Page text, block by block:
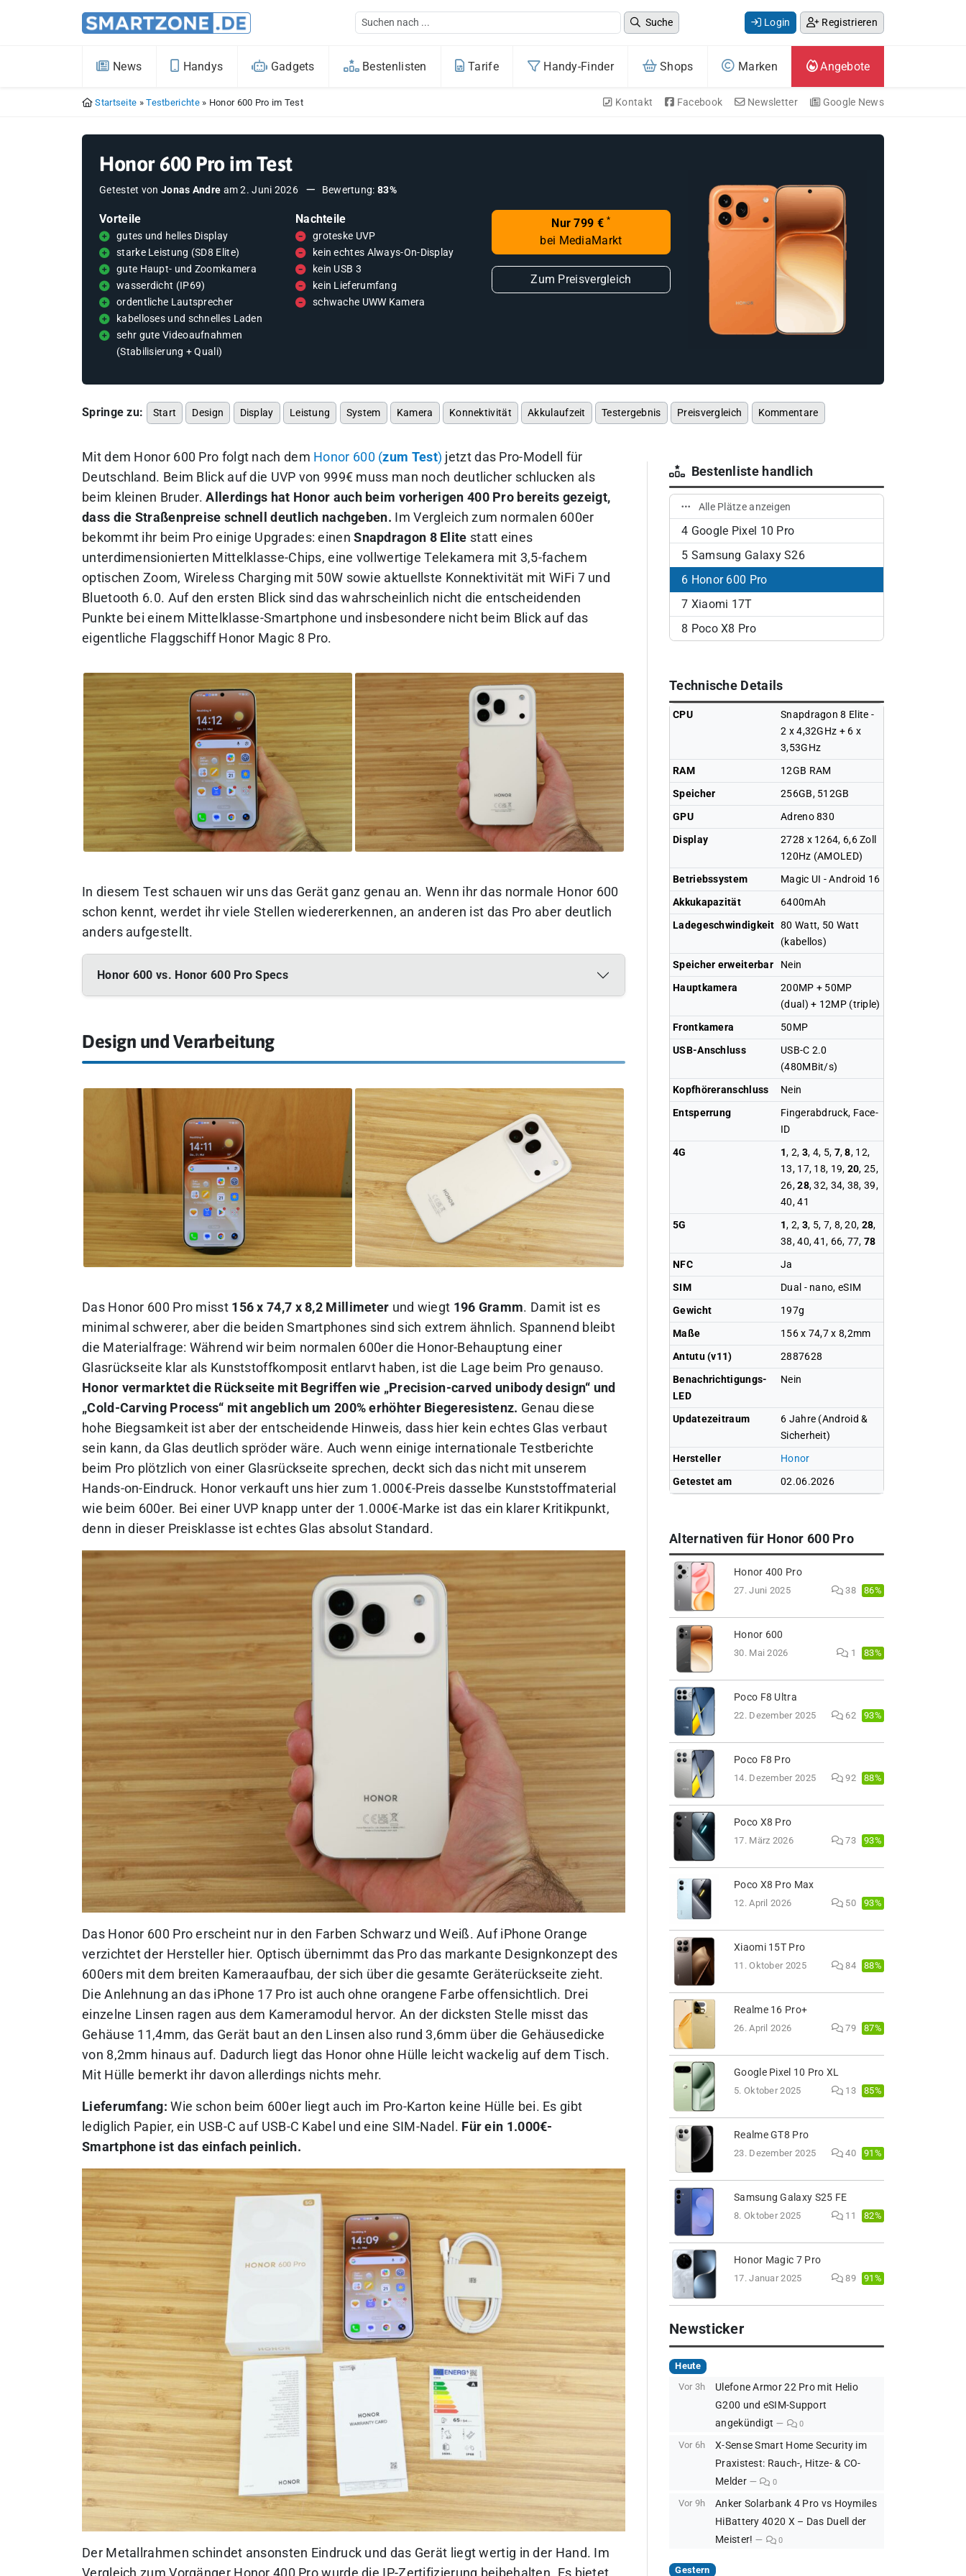
Suche Login Registrieren
News Handys Gadgets Bestenlisten Tarife Handy-Finder Shops Marken Angebote
Startseite »Testberichte» Honor 600 Pro im Test Kontakt Facebook Newsletter Google News
Honor 600 Pro im Test
Getestet von Jonas Andre am2. Juni 2026 Bewertung: 83%
Vorteile
gutes und helles Display
starke Leistung (SD8 Elite)
gute Haupt- und Zoomkamera
wasserdicht (IP69)
ordentliche Lautsprecher
kabelloses und schnelles Laden
sehr gute Videoaufnahmen
(Stabilisierung + Quali)
Nachteile
groteske UVP
kein echtes Always-On-Display
kein USB 3
kein Lieferumfang
schwache UWW Kamera
Nur 799 € *
bei MediaMarkt
Zum Preisvergleich
Springe zu: Start Design Display Leistung System Kamera Konnektivität Akkulaufzeit Testergebnis Preisvergleich Kommentare
Mit dem Honor 600 Pro folgt nach dem Honor 600 (zum Test) jetzt das Pro-Modell für
Deutschland. Beim Blick auf die UVP von 999€ muss man noch deutlicher schlucken als
beim kleinen Bruder.Allerdings hat Honor auch beim vorherigen 400 Pro bereits gezeigt,
dass die Straßenpreise schnell deutlich nachgeben. Im Vergleich zum normalen 600er
bekommt ihr beim Pro einige Upgrades: einenSnapdragon 8 Elite statt eines
unterdimensionierten Mittelklasse-Chips, eine vollwertige Telekamera mit 3,5-fachem
optischen Zoom, Wireless Charging mit 50W sowie aktuellste Konnektivität mit WiFi 7 und
Bluetooth 6.0. Auf den ersten Blick sind das wahrscheinlich nicht die entscheidenden
Punkte bei einem Mittelklasse-Smartphone und insbesondere nicht beim Blick auf das
eigentliche Flaggschiff Honor Magic 8 Pro.
In diesem Test schauen wir uns das Gerät ganz genau an. Wenn ihr das normale Honor 600
schon kennt, werdet ihr viele Stellen wiedererkennen, an anderen ist das Pro aber deutlich
anders aufgestellt.
Honor 600 vs. Honor 600 Pro Specs
Design und Verarbeitung
Das Honor 600 Pro misst 156 x 74,7 x 8,2 Millimeter und wiegt 196 Gramm. Damit ist es
minimal schwerer, aber die beiden Smartphones sind sich extrem ähnlich. Spannend bleibt
die Materialfrage: Während wir beim normalen 600er die Honor-Behauptung einer
Glasrückseite klar als Kunststoffkomposit entlarvt haben, ist die Lage beim Pro genauso.
Honor vermarktet die Rückseite mit Begriffen wie „Precision-carved unibody design“ und
„Cold-Carving Process“ mit angeblich um 200% erhöhter Biegeresistenz. Genau diese
hohe Biegsamkeit ist aber der entscheidende Hinweis, dass hier kein echtes Glas verbaut
sein kann, da Glas deutlich spröder wäre. Auch wenn einige internationale Testberichte
beim Pro plötzlich von einer Glasrückseite sprechen, deckt sich das nicht mit unserem
Hands-on-Eindruck. Honor verkauft uns hier zum 1.000€-Preis dasselbe Kunststoffmaterial
wie beim 600er. Bei einer UVP knapp unter der 1.000€-Marke ist das ein klarer Kritikpunkt,
denn in dieser Preisklasse ist echtes Glas absolut Standard.
Das Honor 600 Pro erscheint nur in den Farben Schwarz und Weiß. Auf iPhone Orange
verzichtet der Hersteller hier. Optisch übernimmt das Pro das markante Designkonzept des
600ers mit dem breiten Kameraaufbau, der sich über die gesamte Geräterückseite zieht.
Die Anlehnung an das iPhone 17 Pro ist auch ohne orangene Farbe offensichtlich. Drei
einzelne Linsen ragen aus dem Kameramodul hervor. An der dicksten Stelle misst das
Gehäuse 11,4mm, das Gerät baut an den Linsen also rund 3,6mm über die Gehäusedicke
von 8,2mm hinaus auf. Dadurch liegt das Honor ohne Hülle leicht wackelig auf dem Tisch.
Mit Hülle bemerkt ihr davon allerdings nichts mehr.
Lieferumfang: Wie schon beim 600er liegt auch im Pro-Karton keine Hülle bei. Es gibt
lediglich Papier, ein USB-C auf USB-C Kabel und eine SIM-Nadel. Für ein 1.000€-
Smartphone ist das einfach peinlich.
Der Metallrahmen schindet ansonsten Eindruck und das Gerät liegt wertig in der Hand. Im
Vergleich zum Vorgänger Honor 400 Pro wurde die IP-Zertifizierung beibehalten. Es bietet
Bestenliste handlich
Alle Plätze anzeigen
4 Google Pixel 10 Pro
5 Samsung Galaxy S26
6 Honor 600 Pro
7 Xiaomi 17T
8 Poco X8 Pro
Technische Details
CPU
Snapdragon 8 Elite -
2 x 4,32GHz + 6 x
3,53GHz
RAM
12GB RAM
Speicher
256GB, 512GB
GPU
Adreno 830
Display
2728 x 1264, 6,6 Zoll
120Hz (AMOLED)
Betriebssystem
Magic UI - Android 16
Akkukapazität
6400mAh
Ladegeschwindigkeit 80 Watt, 50 Watt
(kabellos)
Speicher erweiterbar
Nein
Hauptkamera
200MP + 50MP
(dual) + 12MP (triple)
Frontkamera
50MP
USB-Anschluss
USB-C 2.0
(480MBit/s)
Kopfhöreranschluss
Nein
Entsperrung
Fingerabdruck, Face-
ID
4G
1, 2, 3, 4, 5, 7,8, 12,
13, 17, 18, 19, 20, 25,
26,28, 32, 34, 38, 39,
40, 41
5G
1, 2, 3, 5, 7, 8, 20, 28,
38, 40, 41, 66, 77,78
NFC
Ja
SIM
Dual - nano, eSIM
Gewicht
197g
Maße
156 x 74,7 x 8,2mm
Antutu (v11)
2887628
Benachrichtigungs-
LED
Nein
Updatezeitraum
6 Jahre (Android &
Sicherheit)
Hersteller
Honor
Getestet am
02.06.2026
Alternativen für Honor 600 Pro
Honor 400 Pro
27. Juni 2025 38 86%
Honor 600
30. Mai 2026 1 83%
Poco F8 Ultra
22. Dezember 2025 62 93%
Poco F8 Pro
14. Dezember 2025 92 88%
Poco X8 Pro
17. März 2026 73 93%
Poco X8 Pro Max
12. April 2026 50 93%
Xiaomi 15T Pro
11. Oktober 2025 84 88%
Realme 16 Pro+
26. April 2026 79 87%
Google Pixel 10 Pro XL
5. Oktober 2025 13 85%
Realme GT8 Pro
23. Dezember 2025 40 91%
Samsung Galaxy S25 FE
8. Oktober 2025 11 82%
Honor Magic 7 Pro
17. Januar 2025 89 91%
Newsticker
Heute
Vor 3h
Ulefone Armor 22 Pro mit Helio
G200 und eSIM-Support
angekündigt
0
Vor 6h
X-Sense Smart Home Security im
Praxistest: Rauch-, Hitze- & CO-
Melder
0
Vor 9h
Anker Solarbank 4 Pro vs Hoymiles
HiBattery 4020 X – Das Duell der
Meister!
0
Gestern